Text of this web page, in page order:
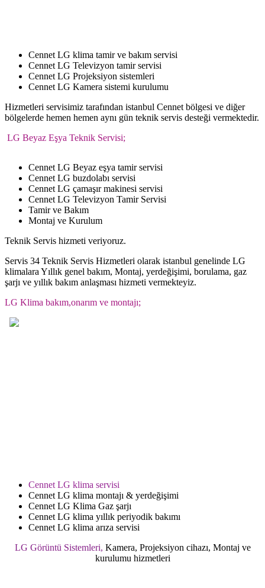
Cennet LG klima tamir ve bakım servisi
Cennet LG Televizyon tamir servisi
Cennet LG Projeksiyon sistemleri
Cennet LG Kamera sistemi kurulumu
Hizmetleri servisimiz tarafından istanbul Cennet bölgesi ve diğer
bölgelerde hemen hemen aynı gün teknik servis desteği vermektedir.
LG Beyaz Eşya Teknik Servisi;
Cennet LG Beyaz eşya tamir servisi
Cennet LG buzdolabı servisi
Cennet LG çamaşır makinesi servisi
Cennet LG Televizyon Tamir Servisi
Tamir ve Bakım
Montaj ve Kurulum
Teknik Servis hizmeti veriyoruz.
Servis 34 Teknik Servis Hizmetleri olarak istanbul genelinde LG
klimalara Yıllık genel bakım, Montaj, yerdeğişimi, borulama, gaz
şarjı ve yıllık bakım anlaşması hizmeti vermekteyiz.
LG Klima bakım,onarım ve montajı;
Cennet LG klima servisi
Cennet LG klima montajı & yerdeğişimi
Cennet LG Klima Gaz şarjı
Cennet LG klima yıllık periyodik bakımı
Cennet LG klima arıza servisi
LG Görüntü Sistemleri, Kamera, Projeksiyon cihazı, Montaj ve
kurulumu hizmetleri